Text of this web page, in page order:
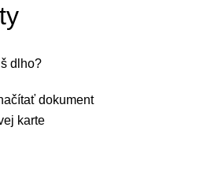
dlho?
dokument
karte